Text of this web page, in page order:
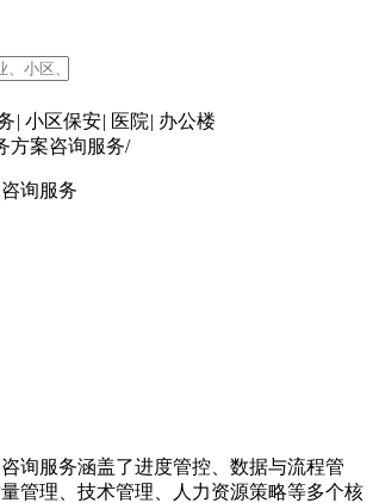
| 小区保安| 医院| 办公楼
方案咨询服务/
询服务
询服务涵盖了进度管控、数据与流程管
管理、技术管理、人力资源策略等多个核